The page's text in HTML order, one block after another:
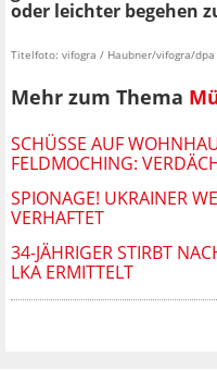
oder leichter begehen
Titelfoto: vifogra / Haubner/vifogra/dpa
Mehr zum Thema
SCHÜSSE AUF
FELDMOCHING:
SPIONAGE! UKRAINER
VERHAFTET
34-JÄHRIGER STIRBT
LKA ERMITTELT